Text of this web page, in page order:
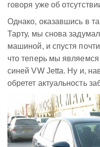
говоря уже об
Однако, оказавшись в
Тарту, мы снова
машиной, и спустя
что теперь мы
синей VW Jetta. Ну и,
обретет актуальность